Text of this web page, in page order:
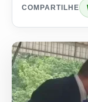
COMPARTILHE